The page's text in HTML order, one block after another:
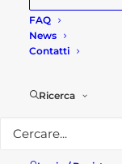
FAQ
News
Contatti
Ricerca
spazi piccoli.
facili la riporre.
facilmente da